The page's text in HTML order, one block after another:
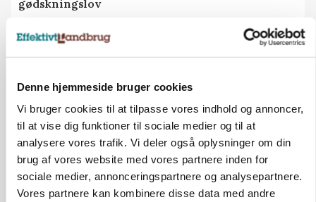
Denne hjemmeside bruger cookies
Vi bruger cookies til at tilpasse vores indhold og annoncer,
til at vise dig funktioner til sociale medier og til at
analysere vores trafik. Vi deler også oplysninger om din
brug af vores website med vores partnere inden for
sociale medier, annonceringspartnere og analysepartnere.
Vores partnere kan kombinere disse data med andre
gødskningslov
kan den ændre din bedrift fra 2027
Annonce
Loading...